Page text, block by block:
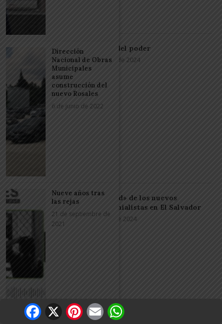
Paradojas del poder
20 de enero de 2024
La «libertad» de los nuevos
criptocolonialistas en El Salvador
6 de enero de 2024
Dirección
Nacional de Obras
Municipales
asume
construcción del
nuevo Rosales
6 de junio de 2022
Nueve años tras
las rejas
21 de septiembre de
2021
Facebook
X Pinterest
Email WhatsApp